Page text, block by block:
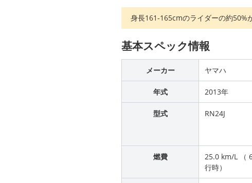
身長161-165cmのライダーの約50%
基本スペック情報
メーカー ヤマハ
年式 2013年
型式 RN24J
燃費
25.0 km/L （
行時）